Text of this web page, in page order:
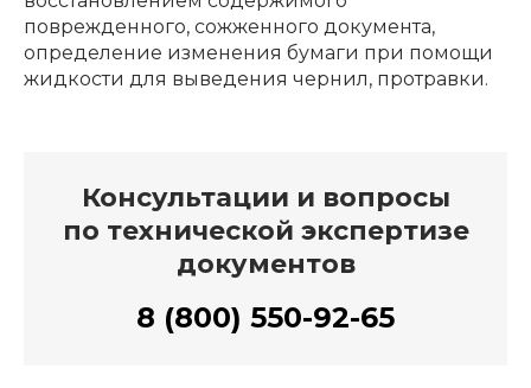
поврежденного, сожженного документа,
определение изменения бумаги при помощи
жидкости для выведения чернил, протравки.
Консультации и вопросы
по технической экспертизе
документов
8 (800) 550-92-65